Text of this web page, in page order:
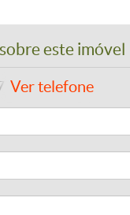
este imóvel
Ver telefone